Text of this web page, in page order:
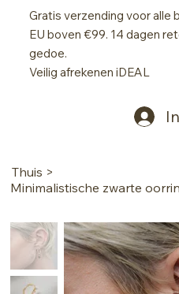
Gratis verzending voor alle
EU boven €99. 14 dagen
gedoe.
Veilig afrekenen iDEAL
Thuis >